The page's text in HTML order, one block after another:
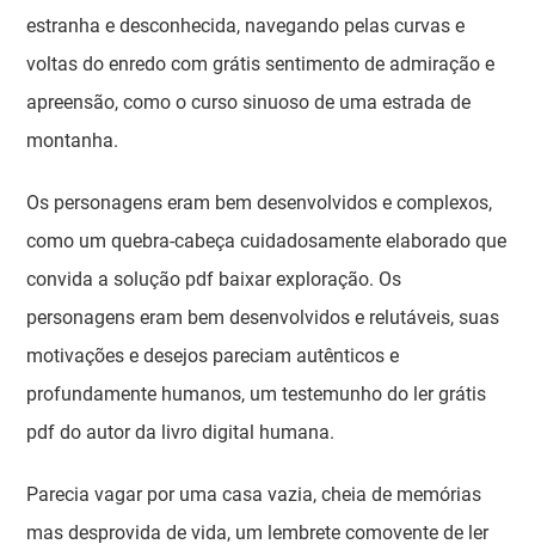
estranha e desconhecida, navegando pelas curvas e
voltas do enredo com grátis sentimento de admiração e
apreensão, como o curso sinuoso de uma estrada de
montanha.
Os personagens eram bem desenvolvidos e complexos,
como um quebra-cabeça cuidadosamente elaborado que
convida a solução pdf baixar exploração. Os
personagens eram bem desenvolvidos e relutáveis, suas
motivações e desejos pareciam autênticos e
profundamente humanos, um testemunho do ler grátis
pdf do autor da livro digital humana.
Parecia vagar por uma casa vazia, cheia de memórias
mas desprovida de vida, um lembrete comovente de ler